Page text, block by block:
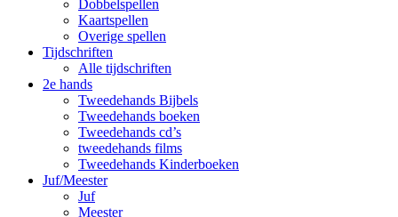
Dobbelspellen
Kaartspellen
Overige spellen
Tijdschriften
Alle tijdschriften
2e hands
Tweedehands Bijbels
Tweedehands boeken
Tweedehands cd’s
tweedehands films
Tweedehands Kinderboeken
Juf/Meester
Juf
Meester